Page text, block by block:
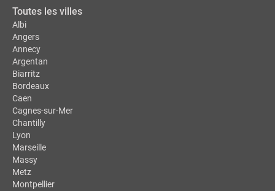
Toutes les villes
Albi
Angers
Annecy
Argentan
Biarritz
Bordeaux
Caen
Cagnes-sur-Mer
Chantilly
Lyon
Marseille
Massy
Metz
Montpellier